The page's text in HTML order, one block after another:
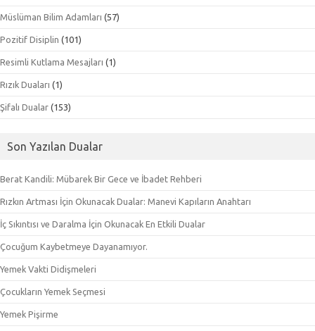
Müslüman Bilim Adamları (57)
Pozitif Disiplin (101)
Resimli Kutlama Mesajları (1)
Rızık Duaları (1)
Şifalı Dualar (153)
Son Yazılan Dualar
Berat Kandili: Mübarek Bir Gece ve İbadet Rehberi
Rızkın Artması İçin Okunacak Dualar: Manevi Kapıların Anahtarı
İç Sıkıntısı ve Daralma İçin Okunacak En Etkili Dualar
Çocuğum Kaybetmeye Dayanamıyor.
Yemek Vakti Didişmeleri
Çocukların Yemek Seçmesi
Yemek Pişirme